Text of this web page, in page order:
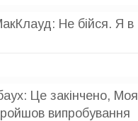
Не бійся. Я в
Це закінчено, Моя
випробування